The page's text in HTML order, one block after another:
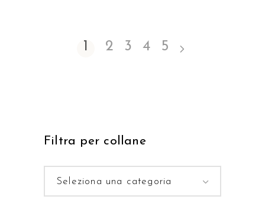
1 2 3 4 5
Filtra per collane
Seleziona una categoria